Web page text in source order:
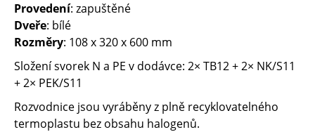
Provedení: zapuštěné
Dveře: bílé
Rozměry: 108 x 320 x 600 mm
Složení svorek N a PE v dodávce: 2× TB12 + 2× NK/S11
+ 2× PEK/S11
Rozvodnice jsou vyráběny z plně recyklovatelného
termoplastu bez obsahu halogenů.